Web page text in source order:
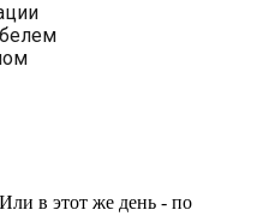
в этот же день - по